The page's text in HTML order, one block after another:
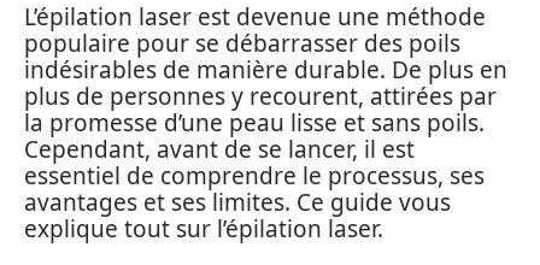
L’épilation laser est devenue une méthode
populaire pour se débarrasser des poils
indésirables de manière durable. De plus en
plus de personnes y recourent, attirées par
la promesse d’une peau lisse et sans poils.
Cependant, avant de se lancer, il est
essentiel de comprendre le processus, ses
avantages et ses limites. Ce guide vous
explique tout sur l’épilation laser.